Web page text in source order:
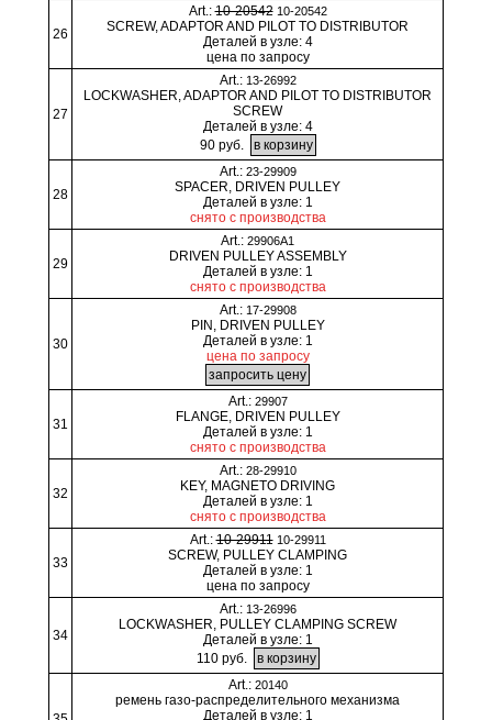
26
Art.:10-20542 10-20542
SCREW, ADAPTOR AND PILOT TO DISTRIBUTOR
Деталей в узле: 4
цена по запросу
27
Art.: 13-26992
LOCKWASHER, ADAPTOR AND PILOT TO DISTRIBUTOR
SCREW
Деталей в узле: 4
90 руб.
28
Art.: 23-29909
SPACER, DRIVEN PULLEY
Деталей в узле: 1
снято с производства
29
Art.: 29906A1
DRIVEN PULLEY ASSEMBLY
Деталей в узле: 1
снято с производства
30
Art.: 17-29908
PIN, DRIVEN PULLEY
Деталей в узле: 1
цена по запросу
31
Art.: 29907
FLANGE, DRIVEN PULLEY
Деталей в узле: 1
снято с производства
32
Art.: 28-29910
KEY, MAGNETO DRIVING
Деталей в узле: 1
снято с производства
33
Art.:10-29911 10-29911
SCREW, PULLEY CLAMPING
Деталей в узле: 1
цена по запросу
34
Art.: 13-26996
LOCKWASHER, PULLEY CLAMPING SCREW
Деталей в узле: 1
110 руб.
Art.: 20140
ремень газо-распределительного механизма
Деталей в узле: 1